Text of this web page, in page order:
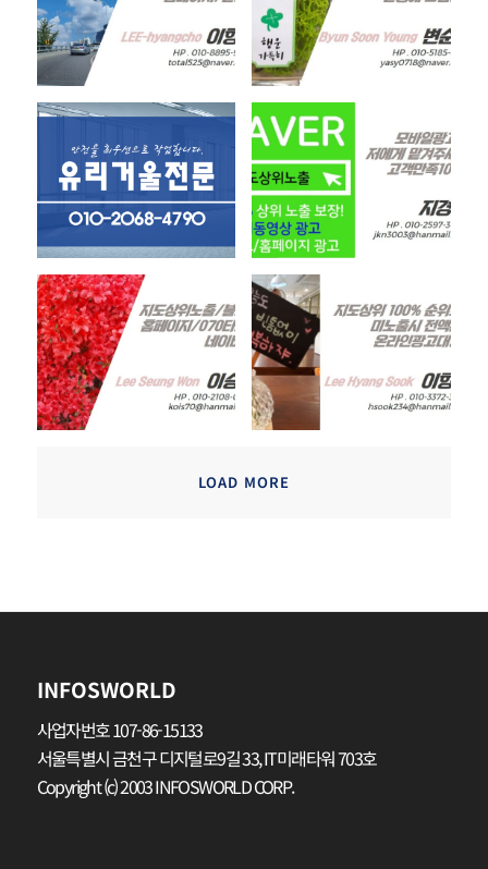
LOAD MORE
INFOSWORLD
사업자번호 107-86-15133
서울특별시 금천구 디지털로9길 33, IT미래타워 703호
Copyright (c) 2003 INFOSWORLD CORP.